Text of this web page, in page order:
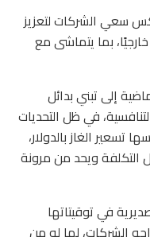
سعي الشركات لتعزيز
بما يتماشى مع
إلى تبني بدائل
في ظل التحديات
تسعير الغاز بالدولار،
ويحد من مرونة
في توقيتاتها
الشركات، لما له من